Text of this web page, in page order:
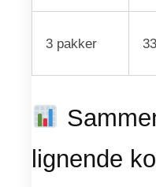
3 pakker
lignende